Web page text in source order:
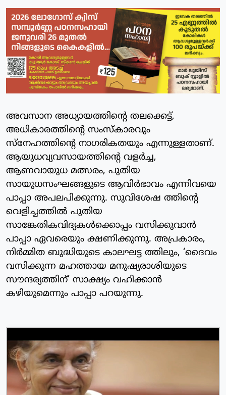
അവസാന അധ്യായത്തിന്റെ തലക്കെട്ട്,
അധികാരത്തിന്റെ സംസ്‌കാരവും
സ്‌നേഹത്തിന്റെ നാഗരികതയും എന്നുള്ളതാണ്.
ആയുധവ്യവസായത്തിന്റെ വളര്‍ച്ച,
ആണവായുധ മത്സരം, പുതിയ
സായുധസംഘങ്ങളുടെ ആവിര്‍ഭാവം എന്നിവയെ
പാപ്പാ അപലപിക്കുന്നു. സുവിശേഷ ത്തിന്റെ
വെളിച്ചത്തില്‍ പുതിയ
സാങ്കേതികവിദ്യകള്‍ക്കൊപ്പം വസിക്കുവാന്‍
പാപ്പാ ഏവരെയും ക്ഷണിക്കുന്നു. അപ്രകാരം,
നിര്‍മ്മിത ബുദ്ധിയുടെ കാലഘട്ട ത്തിലും, ‘ദൈവം
വസിക്കുന്ന മഹത്തായ മനുഷ്യരാശിയുടെ
സൗന്ദര്യത്തിന്’ സാക്ഷ്യം വഹിക്കാന്‍
കഴിയുമെന്നും പാപ്പാ പറയുന്നു.